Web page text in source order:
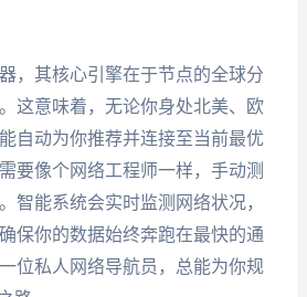
，其核心引擎在于节点的全球分
这意味着，无论你身处北美、欧
自动为你推荐并连接至当前最优
要像个网络工程师一样，手动测
智能系统会实时监测网络状况，
保你的数据始终奔跑在最快的通
位私人网络导航员，总能为你规